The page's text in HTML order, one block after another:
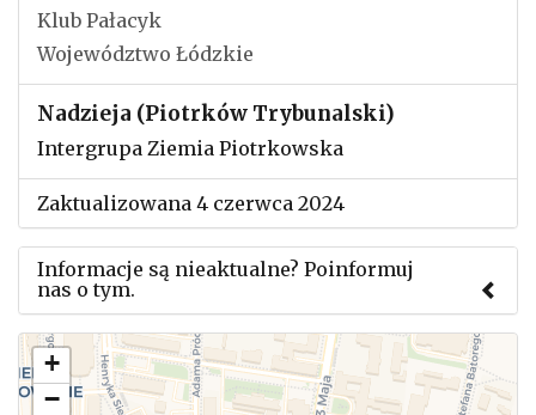
Klub Pałacyk
Województwo Łódzkie
Nadzieja (Piotrków Trybunalski)
Intergrupa Ziemia Piotrkowska
Zaktualizowana 4 czerwca 2024
Informacje są nieaktualne? Poinformuj
nas o tym.
Użyj tego formularza aby przesłać informację o
zmianach w powyższym mityngu.
+
−